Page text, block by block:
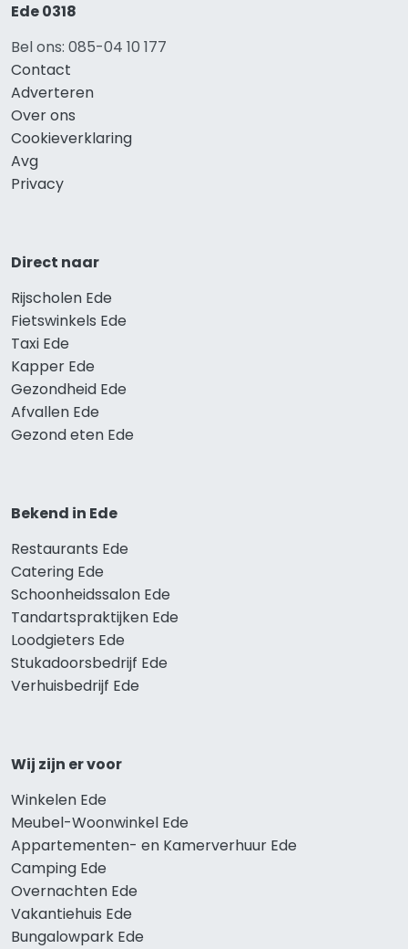
Ede 0318
Bel ons: 085-04 10 177
Contact
Adverteren
Over ons
Cookieverklaring
Avg
Privacy
Direct naar
Rijscholen Ede
Fietswinkels Ede
Taxi Ede
Kapper Ede
Gezondheid Ede
Afvallen Ede
Gezond eten Ede
Bekend in Ede
Restaurants Ede
Catering Ede
Schoonheidssalon Ede
Tandartspraktijken Ede
Loodgieters Ede
Stukadoorsbedrijf Ede
Verhuisbedrijf Ede
Wij zijn er voor
Winkelen Ede
Meubel-Woonwinkel Ede
Appartementen- en Kamerverhuur Ede
Camping Ede
Overnachten Ede
Vakantiehuis Ede
Bungalowpark Ede